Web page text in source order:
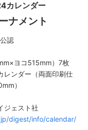
カレンダー
ナメント
認
ヨコ515mm）7枚
レンダー（両面印刷仕
）
ジェスト社
digest/info/calendar/